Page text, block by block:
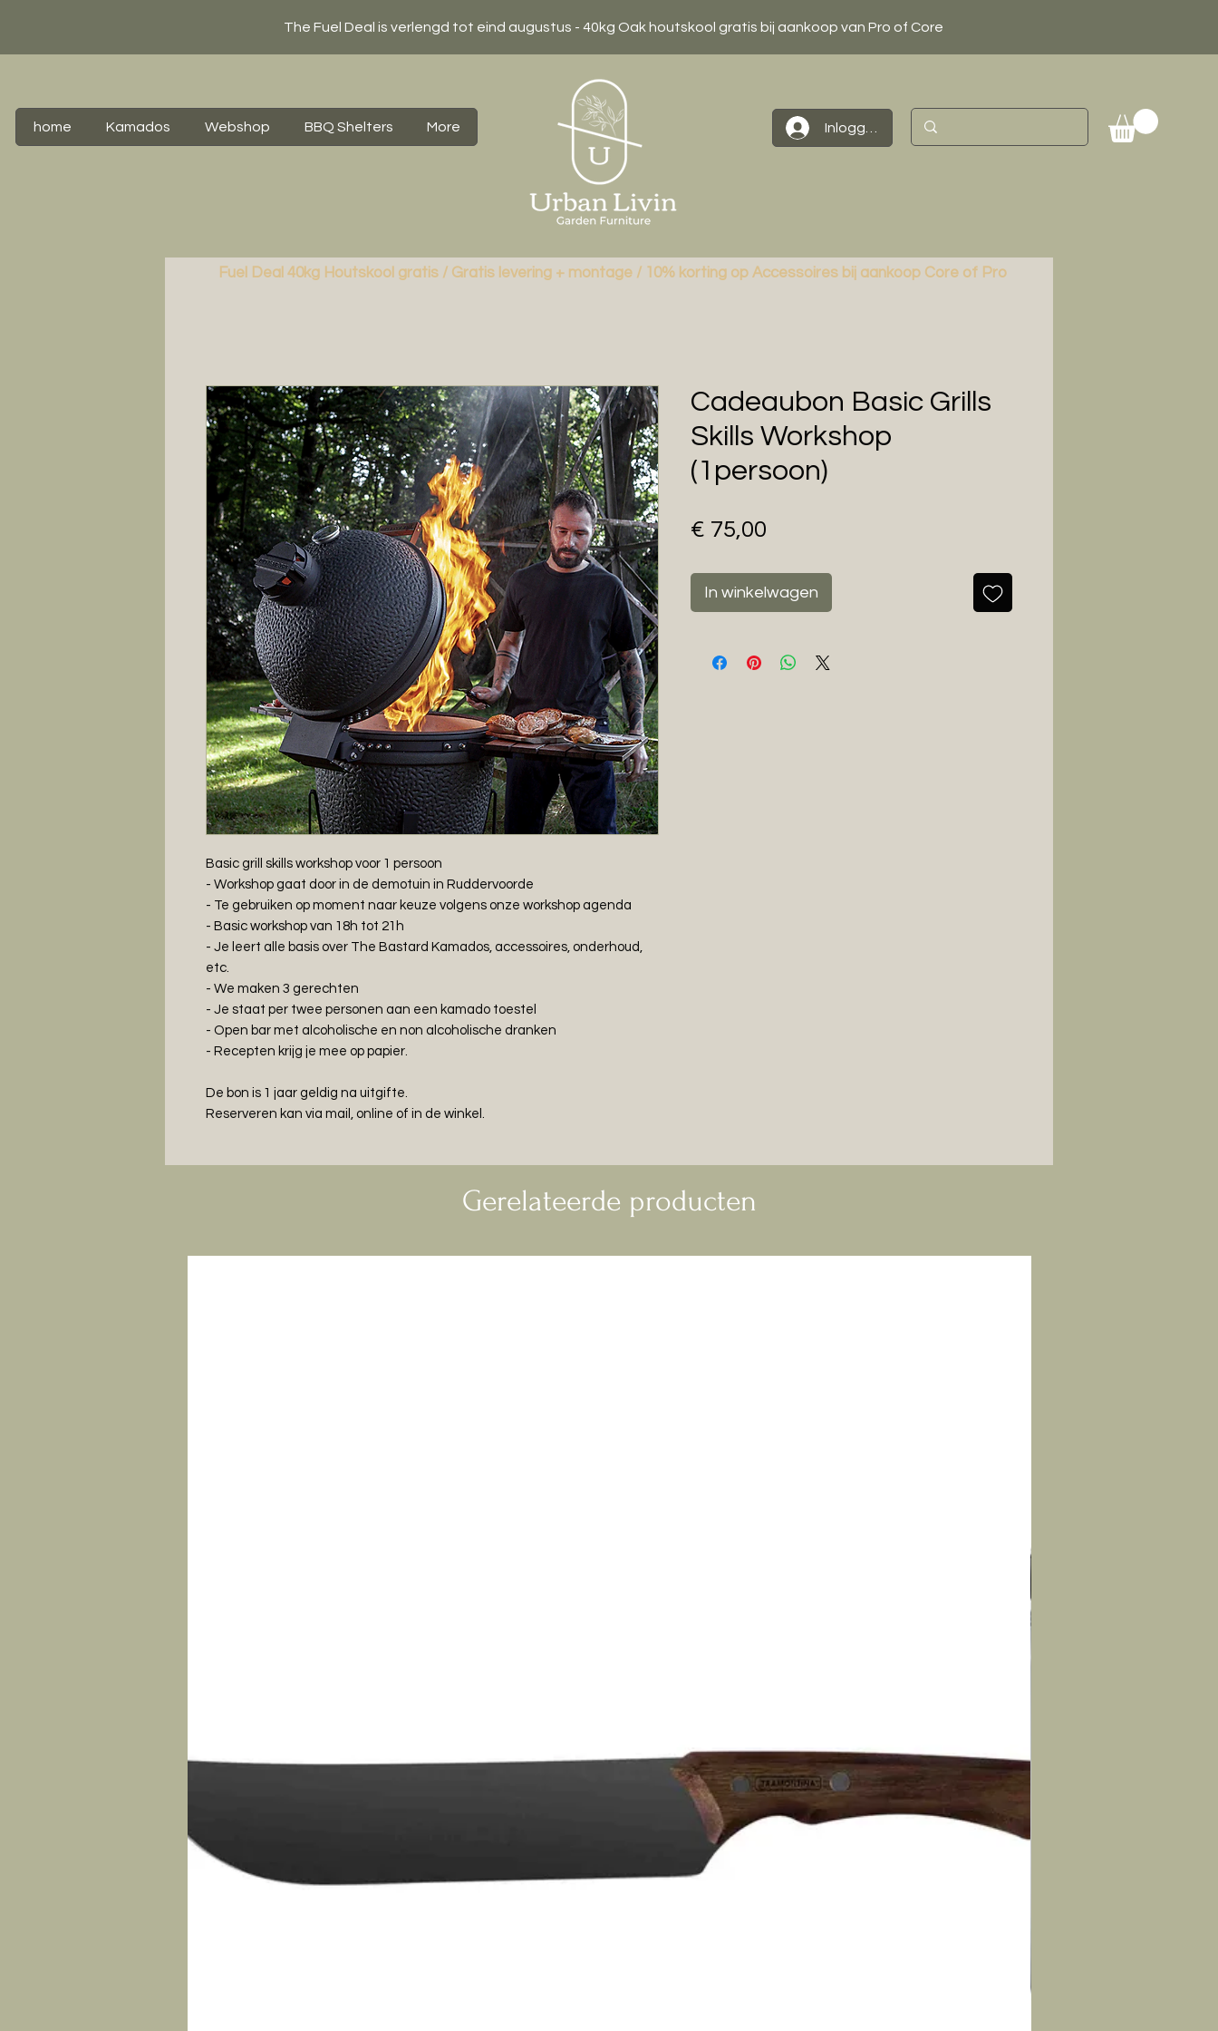
The Fuel Deal is verlengd tot eind augustus - 40kg Oak houtskool gratis bij aankoop van Pro of Core
home Kamados Webshop BBQ Shelters More Inloggen
Basic grill skills workshop voor 1 persoon
- Workshop gaat door in de demotuin in Ruddervoorde
- Te gebruiken op moment naar keuze volgens onze workshop agenda
- Basic workshop van 18h tot 21h
- Je leert alle basis over The Bastard Kamados, accessoires, onderhoud,
etc.
- We maken 3 gerechten
- Je staat per twee personen aan een kamado toestel
- Open bar met alcoholische en non alcoholische dranken
- Recepten krijg je mee op papier.
De bon is 1 jaar geldig na uitgifte.
Reserveren kan via mail, online of in de winkel.
Cadeaubon Basic Grills
Skills Workshop
(1persoon)
€ 75,00
In winkelwagen
Fuel Deal 40kg Houtskool gratis / Gratis levering + montage / 10% korting op Accessoires bij aankoop Core of Pro
Gerelateerde producten